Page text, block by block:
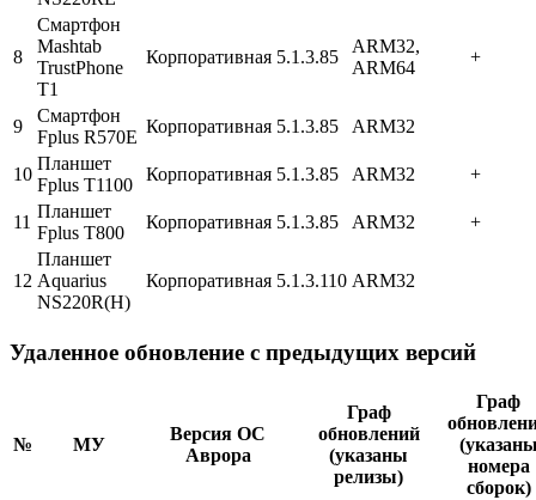
8
Смартфон
Mashtab
TrustPhone
T1
Корпоративная 5.1.3.85
ARM32,
ARM64
+
9
Смартфон
Fplus R570Е
Корпоративная 5.1.3.85 ARM32
10
Планшет
Fplus T1100
Корпоративная 5.1.3.85 ARM32 +
11
Планшет
Fplus T800
Корпоративная 5.1.3.85 ARM32 +
12
Планшет
Aquarius
NS220R(H)
Корпоративная 5.1.3.110 ARM32
Удаленное обновление с предыдущих версий
№ МУ
Версия ОС
Аврора
Граф
обновлений
(указаны
релизы)
Граф
номера
сборок)